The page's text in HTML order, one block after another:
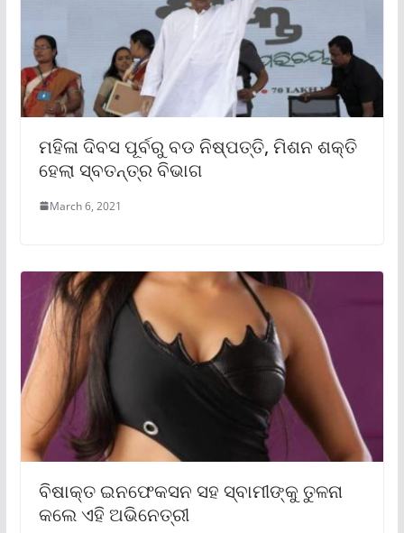
ମହିଳା ଦିବସ ପୂର୍ବରୁ ବଡ ନିଷ୍ପତ୍ତି, ମିଶନ ଶକ୍ତି
ହେଲା ସ୍ବତନ୍ତ୍ର ବିଭାଗ
March 6, 2021
ବିଷାକ୍ତ ଇନଫେକସନ ସହ ସ୍ବାମୀଙ୍କୁ ତୁଳନା
କଲେ ଏହି ଅଭିନେତ୍ରୀ